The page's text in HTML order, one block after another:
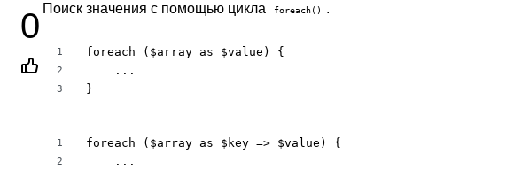
0 Поиск значения с помощью цикла foreach() .
1
2
3
foreach ($array as $value) {
    ...
}
1
2
foreach ($array as $key => $value) {
    ...